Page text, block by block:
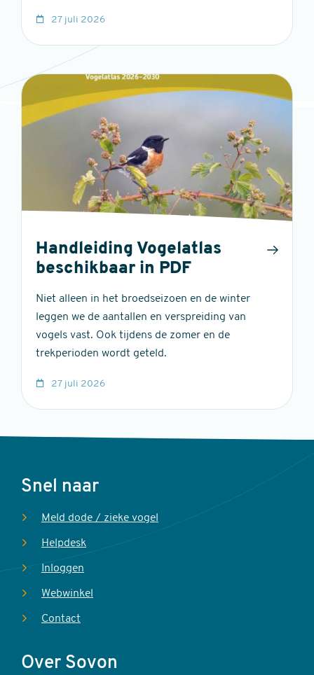
27 juli 2026
Handleiding Vogelatlas
beschikbaar in PDF
Niet alleen in het broedseizoen en de winter
leggen we de aantallen en verspreiding van
vogels vast. Ook tijdens de zomer en de
trekperioden wordt geteld.
27 juli 2026
Voet
Snel naar
Meld dode / zieke vogel
Helpdesk
Inloggen
Webwinkel
Contact
Over Sovon